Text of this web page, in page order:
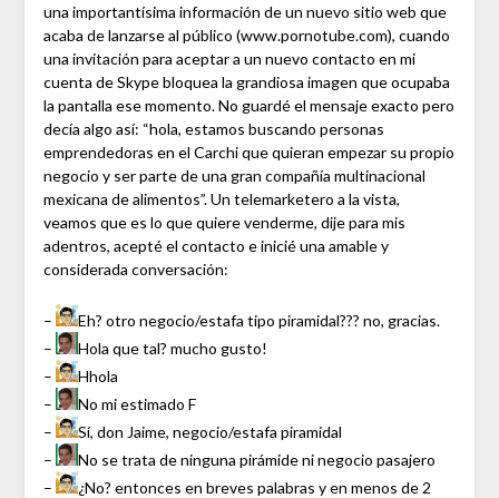
una importantísima información de un nuevo sitio web que
acaba de lanzarse al público (www.pornotube.com), cuando
una invitación para aceptar a un nuevo contacto en mi
cuenta de Skype bloquea la grandiosa imagen que ocupaba
la pantalla ese momento. No guardé el mensaje exacto pero
decía algo así: “hola, estamos buscando personas
emprendedoras en el Carchi que quieran empezar su propio
negocio y ser parte de una gran compañía multinacional
mexicana de alimentos”. Un telemarketero a la vista,
veamos que es lo que quiere venderme, dije para mis
adentros, acepté el contacto e inicié una amable y
considerada conversación:
–
Eh? otro negocio/estafa tipo piramidal??? no, gracias.
–
Hola que tal? mucho gusto!
–
Hhola
–
No mi estimado F
–
Sí, don Jaime, negocio/estafa piramidal
–
No se trata de ninguna pirámide ni negocio pasajero
–
¿No? entonces en breves palabras y en menos de 2